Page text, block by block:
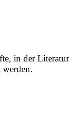
in der Literatur
werden.